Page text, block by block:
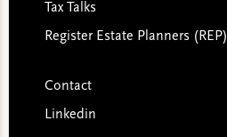
Tax Talks
Register Estate Planners (REP)
Contact
Linkedin